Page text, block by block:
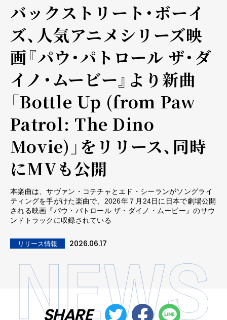
バックストリート・ボーイ
ズ、人気アニメシリーズ映
画『パウ・パトロール ザ・ダ
イノ・ムービー』より新曲
「Bottle Up (from Paw
Patrol: The Dino
Movie)」をリリース、同時
にMVも公開
本楽曲は、サヴァン・コテチャとエド・シーランがソングライ
ティングを手がけた楽曲で、2026年７月24日に日本で劇場公開
される映画『パウ・パトロール ザ・ダイノ・ムービー』のサウ
ンドトラックに収録されている
リリース情報 2026.06.17
SHARE